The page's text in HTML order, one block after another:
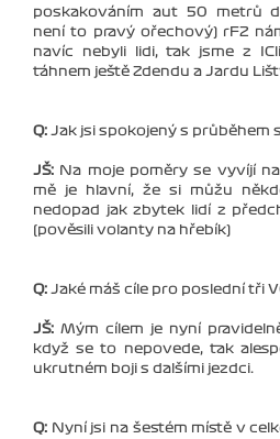
poskakováním aut 50 metrů
není to pravý ořechový) rF2
navíc nebyli lidi, tak jsme z
táhnem ještě Zdendu a Jardu
Q: Jak jsi spokojený s průběhem
JŠ: Na moje poměry se vyvíjí
mě je hlavní, že si můžu
nedopad jak zbytek lidí z
(pověsili volanty na hřebík)
Q: Jaké máš cíle pro poslední tři
JŠ: Mým cílem je nyní
když se to nepovede, tak
ukrutném boji s dalšími jezdci.
Q: Nyní jsi na šestém místě v